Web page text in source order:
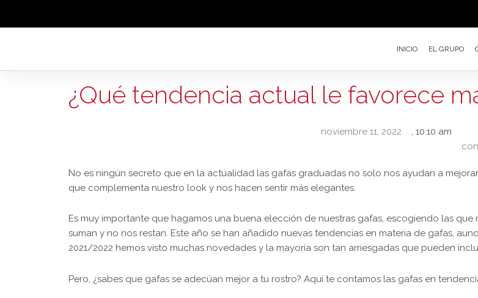
INICIO EL GRUPO
¿Qué tendencia actual le favorece
noviembre 11, 2022 , 10:10 am
No es ningún secreto que en la actualidad las gafas graduadas no solo nos ayudan a
que complementa nuestro look y nos hacen sentir más elegantes.
Es muy importante que hagamos una buena elección de nuestras gafas, escogiendo las
suman y no nos restan. Este año se han añadido nuevas tendencias en materia de gafas,
2021/2022 hemos visto muchas novedades y la mayoría son tan arriesgadas que pueden
Pero, ¿sabes que gafas se adecúan mejor a tu rostro? Aquí te contamos las gafas en